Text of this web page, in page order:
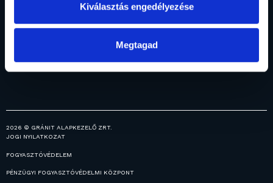
Kiválasztás engedélyezése
Megtagad
Közzétételek
2026 © GRÁNIT ALAPKEZELŐ ZRT.
JOGI NYILATKOZAT
FOGYASZTÓVÉDELEM
PÉNZÜGYI FOGYASZTÓVÉDELMI KÖZPONT